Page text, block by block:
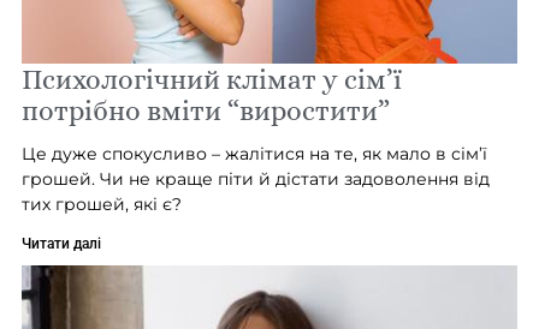
Психологічний клімат у сім’ї
потрібно вміти “виростити”
Це дуже спокусливо – жалітися на те, як мало в сім’ї
грошей. Чи не краще піти й дістати задоволення від
тих грошей, які є?
Читати далі